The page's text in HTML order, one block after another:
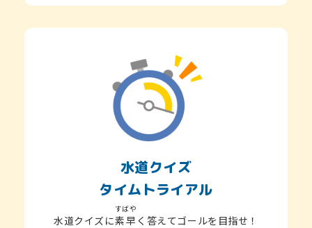
水道クイズ
タイムトライアル
水道クイズに素早
すばや
く答えてゴールを目指せ！